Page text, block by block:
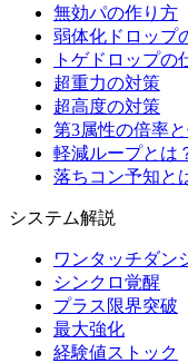
無効パの作り方
弱体化ドロップ
トゲドロップの
超重力の対策
超高度の対策
第3属性の倍率
軽減ループとは
落ちコン予知と
システム解説
ワンタッチダン
シンクロ覚醒
プラス限界突破
最大強化
経験値ストック